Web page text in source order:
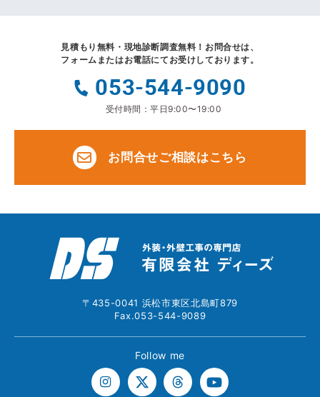
見積もり無料・現地診断調査無料！ お問合せは、
フォームまたはお電話にてお受けしております。
053-544-9090
受付時間：平日9:00〜19:00
お問合せご相談はこちら
〒435-0041 浜松市東区北島町879
Fax.053-544-9089
Follow me